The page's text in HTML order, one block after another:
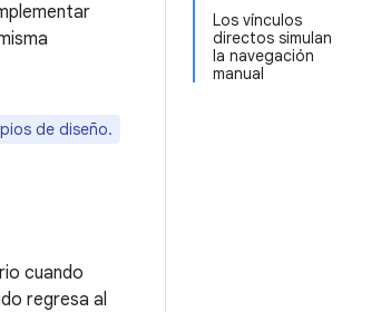
Los vínculos
directos simulan
la navegación
manual
de diseño.
cuando
regresa al